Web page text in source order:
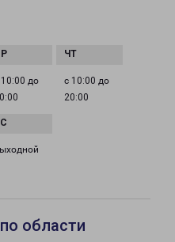
10:00 до
с 10:00 до
20:00
области